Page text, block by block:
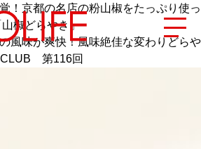
！京都の名店の粉山椒をたっぷり使っ
椒どらやき」
風味が爽快！風味絶佳な変わりどらや
CLUB 第116回